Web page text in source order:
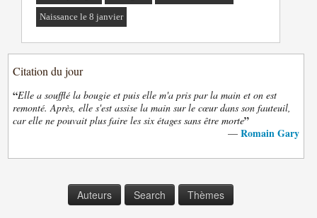
Naissance le 8 janvier
Citation du jour
“Elle a soufflé la bougie et puis elle m'a pris par la main et on est
remonté. Après, elle s'est assise la main sur le cœur dans son fauteuil,
car elle ne pouvait plus faire les six étages sans être morte”
— Romain Gary
Auteurs Search Thèmes